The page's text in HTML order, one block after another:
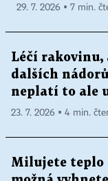
29. 7. 2026 ▪ 7 min.
Léčí rakovinu,
dalších
neplatí to ale
23. 7. 2026 ▪ 4 min.
Milujete teplo